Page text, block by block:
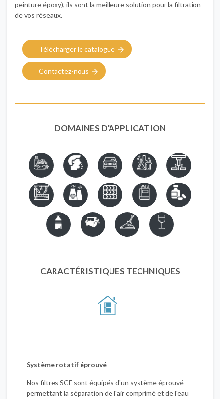
peinture époxy), ils sont la meilleure solution pour la filtration
de vos réseaux.
Télécharger le catalogue
Contactez-nous
DOMAINES D'APPLICATION
CARACTÉRISTIQUES TECHNIQUES
Système rotatif éprouvé
Nos filtres SCF sont équipés d'un système éprouvé
permettant la séparation de l'air comprimé et de l'eau